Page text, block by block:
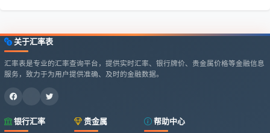
关于汇率表
汇率表是专业的汇率查询平台，提供实时汇率、银行牌价、贵金属价格等金融信息
服务，致力于为用户提供准确、及时的金融数据。
银行汇率 贵金属 帮助中心